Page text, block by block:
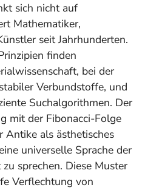
sich nicht auf
Mathematiker,
seit Jahrhunderten.
finden
bei der
Verbundstoffe, und
Suchalgorithmen. Der
mit der Fibonacci-Folge
als ästhetisches
universelle Sprache der
sprechen. Diese Muster
Verflechtung von